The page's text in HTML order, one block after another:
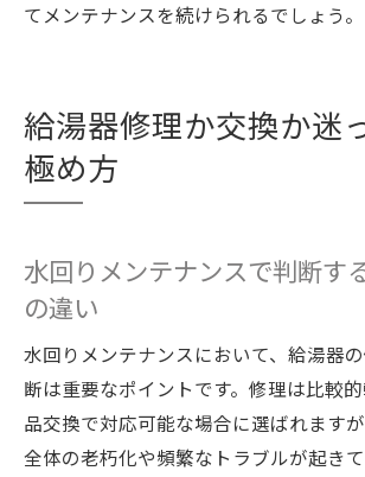
てメンテナンスを続けられるでしょう。
給湯器修理か交換か迷
極め方
水回りメンテナンスで判断す
の違い
水回りメンテナンスにおいて、給湯器
断は重要なポイントです。修理は比較
品交換で対応可能な場合に選ばれます
全体の老朽化や頻繁なトラブルが起き